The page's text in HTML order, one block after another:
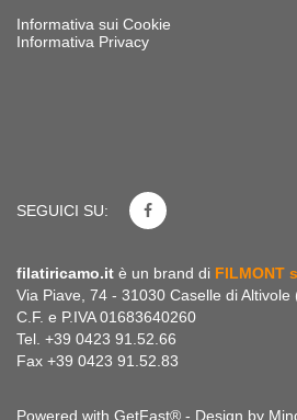
Informativa sui Cookie
Informativa Privacy
SEGUICI SU:
filatiricamo.it è un brand di FILMONT
Via Piave, 74 - 31030 Caselle di Altivole
C.F. e P.IVA 01683640260
Tel. +39 0423 91.52.66
Fax +39 0423 91.52.83
Powered with GetFast® - Design by